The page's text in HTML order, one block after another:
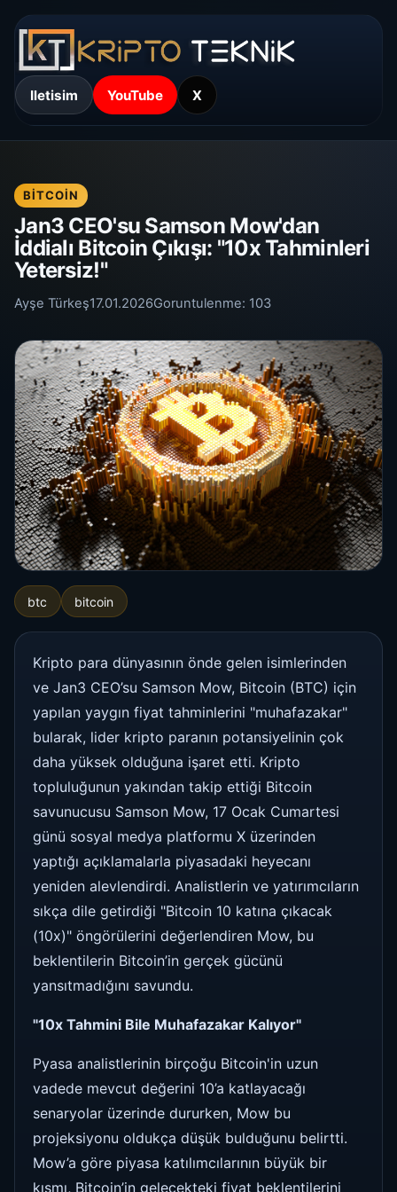
Iletisim YouTube X
BITCOIN
Jan3 CEO'su Samson Mow'dan
İddialı Bitcoin Çıkışı: "10x Tahminleri
Yetersiz!"
Ayşe Türkeş17.01.2026Goruntulenme: 103
btc bitcoin
Kripto para dünyasının önde gelen isimlerinden
ve Jan3 CEO’su Samson Mow, Bitcoin (BTC) için
yapılan yaygın fiyat tahminlerini "muhafazakar"
bularak, lider kripto paranın potansiyelinin çok
daha yüksek olduğuna işaret etti. Kripto
topluluğunun yakından takip ettiği Bitcoin
savunucusu Samson Mow, 17 Ocak Cumartesi
günü sosyal medya platformu X üzerinden
yaptığı açıklamalarla piyasadaki heyecanı
yeniden alevlendirdi. Analistlerin ve yatırımcıların
sıkça dile getirdiği "Bitcoin 10 katına çıkacak
(10x)" öngörülerini değerlendiren Mow, bu
beklentilerin Bitcoin’in gerçek gücünü
yansıtmadığını savundu.
"10x Tahmini Bile Muhafazakar Kalıyor"
Pyasa analistlerinin birçoğu Bitcoin'in uzun
vadede mevcut değerini 10’a katlayacağı
senaryolar üzerinde dururken, Mow bu
projeksiyonu oldukça düşük bulduğunu belirtti.
Mow’a göre piyasa katılımcılarının büyük bir
kısmı, Bitcoin’in gelecekteki fiyat beklentilerini